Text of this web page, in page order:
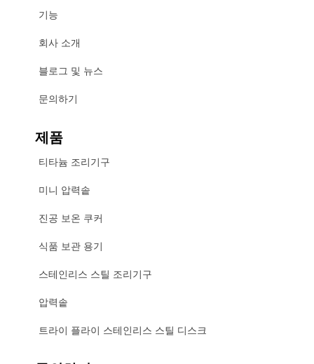
기능
회사 소개
블로그 및 뉴스
문의하기
제품
티타늄 조리기구
미니 압력솥
진공 보온 쿠커
식품 보관 용기
스테인리스 스틸 조리기구
압력솥
트라이 플라이 스테인리스 스틸 디스크